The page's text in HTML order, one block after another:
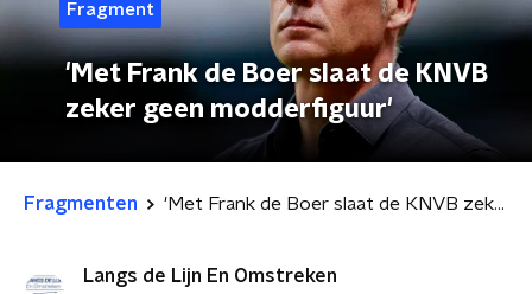
Fragment
'Met Frank de Boer slaat de KNVB
zeker geen modderfiguur'
Fragmenten 'Met Frank de Boer slaat de KNVB zeker geen modderfiguur'
Langs de Lijn En Omstreken